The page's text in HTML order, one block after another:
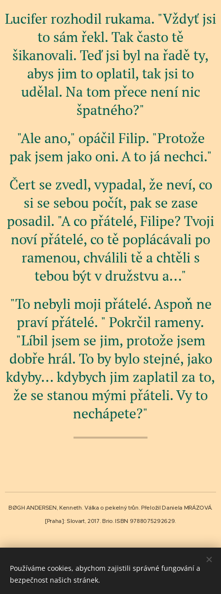
Lucifer rozhodil rukama. "Vždyť jsi
to sám řekl. Tak často tě
šikanovali. Teď jsi byl na řadě ty,
abys jim to oplatil, tak jsi to
udělal. Na tom přece není nic
špatného?"
"Ale ano," opáčil Filip. "Protože
pak jsem jako oni. A to já nechci."
Čert se zvedl, vypadal, že neví, co
si se sebou počít, pak se zase
posadil. "A co přátelé, Filipe? Tvoji
noví přátelé, co tě poplácávali po
ramenou, chválili tě a chtěli s
tebou být v družstvu a..."
"To nebyli moji přátelé. Aspoň ne
praví přátelé. " Pokrčil rameny.
"Líbil jsem se jim, protože jsem
dobře hrál. To by bylo stejné, jako
kdyby... kdybych jim zaplatil za to,
že se stanou mými přáteli. Vy to
nechápete?"
BØGH ANDERSEN, Kenneth. Válka o pekelný trůn. Přeložil Daniela MRÁZOVÁ.
[Praha]: Slovart, 2017. Brio. ISBN 9788075292629.
Používáme cookies, abychom zajistili správné fungování a
bezpečnost našich stránek.